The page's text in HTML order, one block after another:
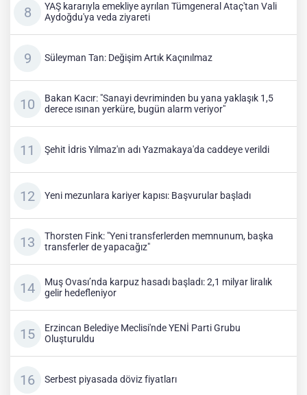
YAŞ kararıyla emekliye ayrılan Tümgeneral Ataç'tan Vali
Aydoğdu'ya veda ziyareti
Süleyman Tan: Değişim Artık Kaçınılmaz
Bakan Kacır: "Sanayi devriminden bu yana yaklaşık 1,5
derece ısınan yerküre, bugün alarm veriyor"
Şehit İdris Yılmaz'ın adı Yazmakaya'da caddeye verildi
Yeni mezunlara kariyer kapısı: Başvurular başladı
Thorsten Fink: "Yeni transferlerden memnunum, başka
transferler de yapacağız"
Muş Ovası’nda karpuz hasadı başladı: 2,1 milyar liralık
gelir hedefleniyor
Erzincan Belediye Meclisi'nde YENİ Parti Grubu
Oluşturuldu
Serbest piyasada döviz fiyatları